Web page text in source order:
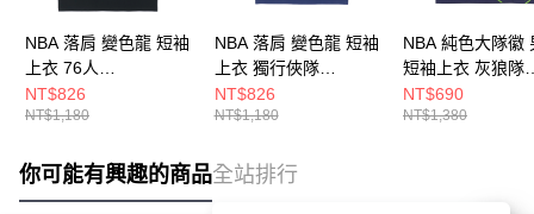
NBA 落肩 變色龍 短袖
上衣 76人
3525102520
NT$826
NT$1,180
NBA 落肩 變色龍 短袖
上衣 獨行俠隊
3525102780
NT$826
NT$1,180
NBA 純色大隊徽
短袖上衣 灰狼隊
3625113580
NT$690
NT$1,380
你可能有興趣的商品全站排行